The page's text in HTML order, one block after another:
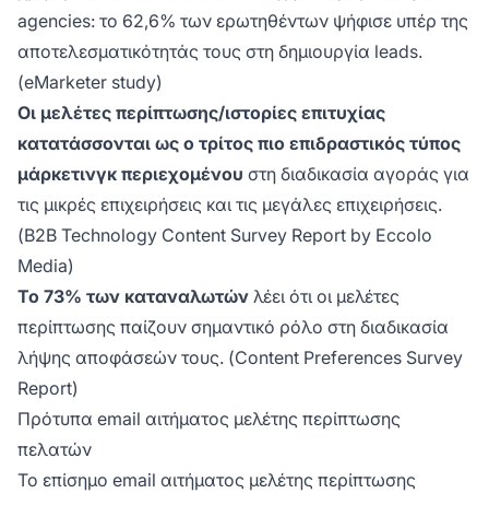
agencies: το 62,6% των ερωτηθέντων ψήφισε υπέρ της
αποτελεσματικότητάς τους στη δημιουργία leads.
(eMarketer study)
Οι μελέτες περίπτωσης/ιστορίες επιτυχίας
κατατάσσονται ως ο τρίτος πιο επιδραστικός τύπος
μάρκετινγκ περιεχομένου στη διαδικασία αγοράς για
τις μικρές επιχειρήσεις και τις μεγάλες επιχειρήσεις.
(B2B Technology Content Survey Report by Eccolo
Media)
Το 73% των καταναλωτών λέει ότι οι μελέτες
περίπτωσης παίζουν σημαντικό ρόλο στη διαδικασία
λήψης αποφάσεών τους. (Content Preferences Survey
Report)
Πρότυπα email αιτήματος μελέτης περίπτωσης
πελατών
Το επίσημο email αιτήματος μελέτης περίπτωσης